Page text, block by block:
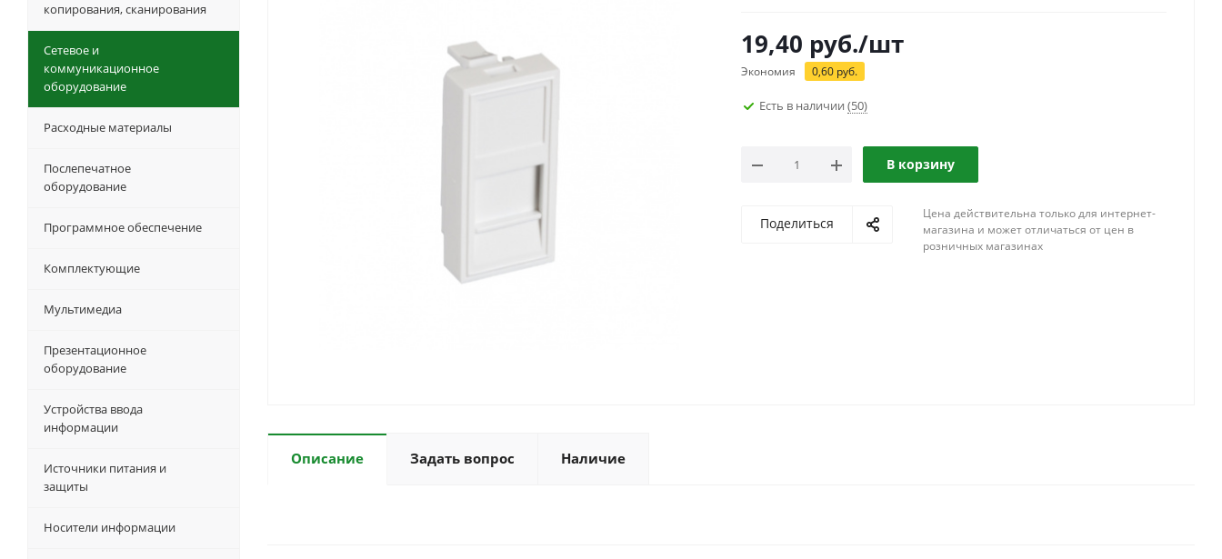
19,40 руб./шт
Экономия 0,60 руб.
Есть в наличии (50)
В корзину
Поделиться
Цена действительна только для интернет-
магазина и может отличаться от цен в
розничных магазинах
Описание Задать вопрос Наличие
копирования, сканирования
Сетевое и
коммуникационное
оборудование
Расходные материалы
Послепечатное
оборудование
Программное обеспечение
Комплектующие
Мультимедиа
Презентационное
оборудование
Устройства ввода
информации
Источники питания и
защиты
Носители информации